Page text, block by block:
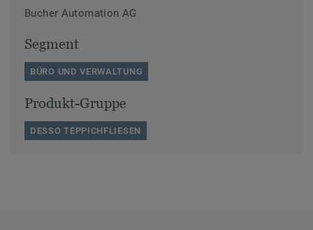
Bucher Automation AG
Segment
BÜRO UND VERWALTUNG
Produkt-Gruppe
DESSO TEPPICHFLIESEN